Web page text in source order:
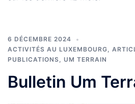
6 DÉCEMBRE 2024
ACTIVITÉS AU LUXEMBOURG,
PUBLICATIONS, UM TERRAIN
Bulletin Um